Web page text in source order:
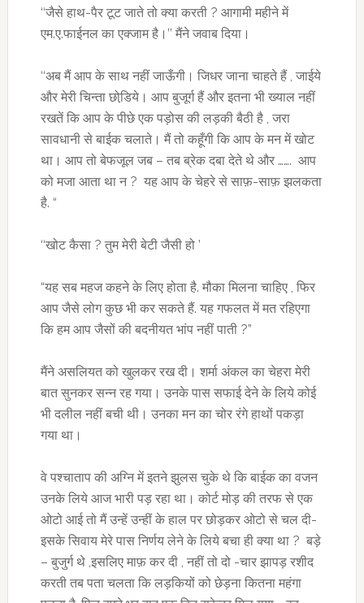
‘‘जैसे हाथ-पैर टूट जाते तो क्या करती ? आगामी महीने में
एम.ए.फाईनल का एक्जाम है।’’ मैंने जवाब दिया।
‘‘अब मैं आप के साथ नहीं जाऊँगी। जिधर जाना चाहते हैं , जाईये
और मेरी चिन्ता छोडि़ये। आप बुजूर्ग हैं और इतना भी ख्याल नहीं
रखतें कि आप के पीछे एक पड़ोस की लड़की बैठी है , जरा
सावधानी से बाईक चलाते। मैं तो कहूँगी कि आप के मन में खोट
था। आप तो बेफजूल जब – तब ब्रेक दबा देते थे और ……. आप
को मजा आता था न ? यह आप के चेहरे से साफ़-साफ़ झलकता
है. “
‘‘खोट कैसा ? तुम मेरी बेटी जैसी हो ’
“यह सब महज कहने के लिए होता है. मौका मिलना चाहिए , फिर
आप जैसे लोग कुछ भी कर सकते हैं. यह गफलत में मत रहिएगा
कि हम आप जैसों की बदनीयत भांप नहीं पाती ?”
मैंने असलियत को खुलकर रख दी। शर्मा अंकल का चेहरा मेरी
बात सुनकर सन्न रह गया। उनके पास सफाई देने के लिये कोई
भी दलील नहीं बची थी। उनका मन का चोर रंगे हाथों पकड़ा
गया था।
वे पश्चाताप की अग्नि में इतने झुलस चुके थे कि बाईक का वजन
उनके लिये आज भारी पड़ रहा था। कोर्ट मोड़ की तरफ से एक
ओटो आई तो मैं उन्हें उन्हीं के हाल पर छोड़कर ओटो से चल दी-
इसके सिवाय मेरे पास निर्णय लेने के लिये बचा ही क्या था ? बड़े
– बुजुर्ग थे ,इसलिए माफ़ कर दी , नहीं तो दो -चार झापड़ रशीद
करती तब पता चलता कि लड़कियों को छेड़ना कितना महंगा